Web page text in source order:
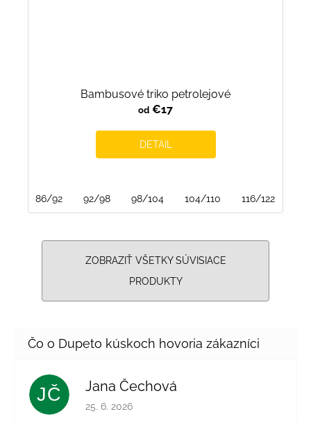
Bambusové triko petrolejové
od €17
DETAIL
86/92 92/98 98/104 104/110 116/122
ZOBRAZIŤ VŠETKY SÚVISIACE
PRODUKTY
JČ Jana Čechová
Hodnotenie obchodu je 5 z 5 hviezdičiek.
25. 6. 2026